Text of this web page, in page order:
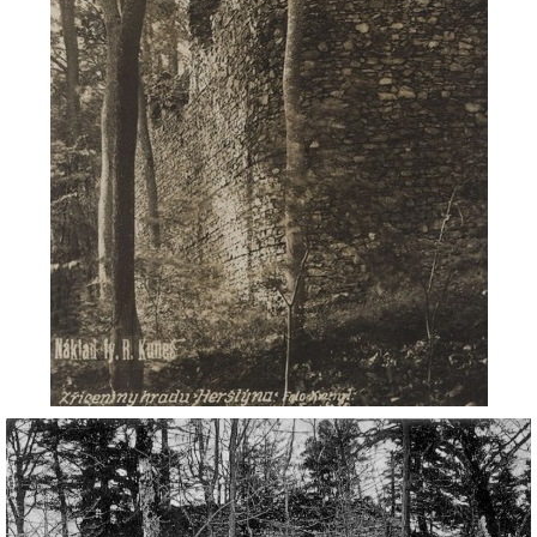
Kontakt:
tel. 773 916 275
info@domdej.cz
--------------------------------------------------------------
Tento projekt je realizován za finanční podpory
města Domažlice.
© 2026 eStránky.cz | Aktualizováno: 17. 7. 2026|Nahoru ↑